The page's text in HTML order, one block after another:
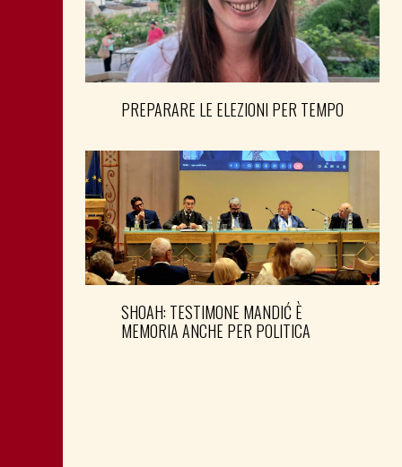
PREPARARE LE ELEZIONI PER TEMPO
SHOAH: TESTIMONE MANDIĆ È
MEMORIA ANCHE PER POLITICA